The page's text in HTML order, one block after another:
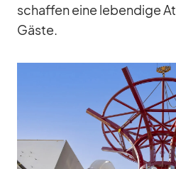
schaf­fen eine le­ben­dige
Gäste.